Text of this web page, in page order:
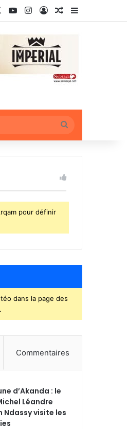
YouTubeInstagramConnexionArticle Aléatoire
pour définir
dans la page des
Commentaires
d’Akanda : le
Léandre
Ndassy visite les